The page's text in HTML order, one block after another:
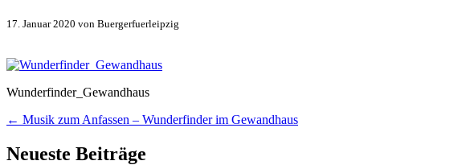
17. Januar 2020 von Buergerfuerleipzig
Wunderfinder_Gewandhaus
Artikel-
Navigation
← Musik zum Anfassen – Wunderfinder im Gewandhaus
Neueste Beiträge